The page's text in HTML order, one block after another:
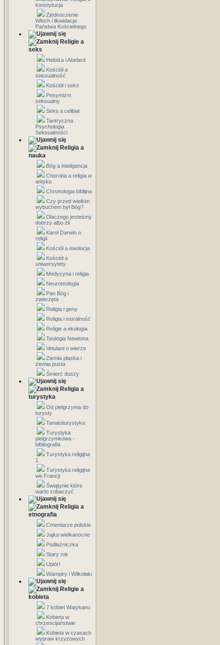
konstytucja
Zjednoczenie
Włoch i likwidacja
Państwa Kościelnego
Religie a
seks
Heloiza i Abelard
Kościół a
seksualność
Kościół i seks
Pesymizm
seksualny
Seks a celibat
Tantryczna
Psychologia
Seksualności
Religia a
nauka
Bóg a inteligencja
Choroba a religia w
antyku
Chronologia biblijna
Czy przed wielkim
wybuchem był Bóg?
Dlaczego jesteśmy
dobrzy albo źli
Karol Darwin o
religii
Kościół a ewolucja
Kościół a
uniwersytety
Medycyna i religia
Neuroteologia
Pan Bóg i
zwierzęta
Religia i geny
Religia i moralność
Religie a ekologia
Teologia Newtona
Vetulani o wierze
Ziemia płaska i
ziemia pusta
Śmierć duszy
Religia a
turystyka
Od pielgrzyma do
turysty
Tanatoturystyka
Turystyka
pielgrzymkowa -
bibliografia
Turystyka religijna
1
Turystyka religijna
we Francji
Świątynie które
warto zobaczyć
Religia a
etnografia
Cmentarze polskie
Jajka wielkanocne
Podłaźniczka
Stary rok
Upiór!
Wampiry i Wilkołaki
Religie a
kobieta
7 kobiet Watykanu
Kobieta w
chrzescijaństwie
Kobieta w czasach
wypraw krzyżowych